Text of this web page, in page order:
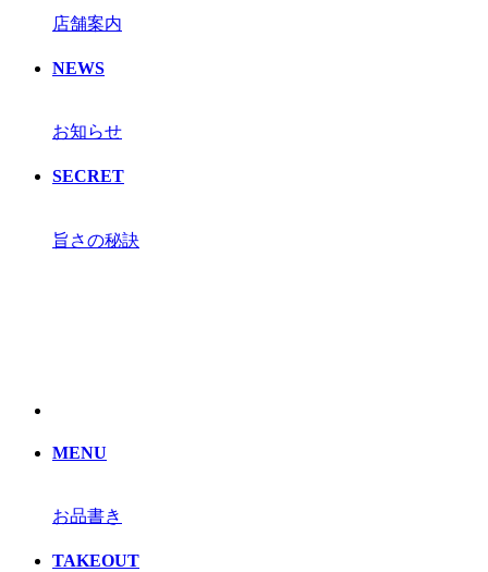
店舗案内
NEWS
お知らせ
SECRET
旨さの秘訣
MENU
お品書き
TAKEOUT